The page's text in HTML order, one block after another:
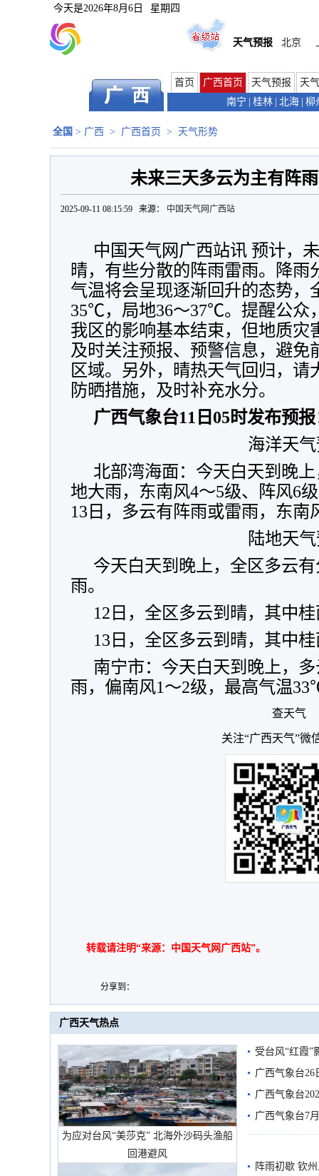
今天是2026年8月6日 星期四
天气预报 北京
首页 广西首页 天气预报
天
南宁
桂林 北海 柳
全国 > 广西 > 广西首页 > 天气形势
未来三天多云为主有阵
2025-09-11 08:15:59 来源： 中国天气网广西站
中国天气网广西站讯 预计，
晴，有些分散的阵雨雷雨。降雨
气温将会呈现逐渐回升的态势，
35℃，局地36～37℃。提醒公众
我区的影响基本结束，但地质灾
及时关注预报、预警信息，避免
区域。另外，晴热天气回归，请
防晒措施，及时补充水分。
广西气象台11日05时发布预
海洋天
北部湾海面：今天白天到晚
地大雨，东南风4～5级、阵风6
13日，多云有阵雨或雷雨，东南
陆地天
今天白天到晚上，全区多云
雨。
12日，全区多云到晴，其中
13日，全区多云到晴，其中
南宁市：今天白天到晚上，
雨，偏南风1～2级，最高气温
查天气
关注“广西天气”微
转载请注明“来源：中国天气网广西站”。
分享到：
广西天气热点
为应对台风“美莎克” 北海外沙码头渔船
回港避风
受台风“红霞”
有较强降雨
广西气象台26
广西气象台
预警
广西气象台7
阵雨初歇 钦